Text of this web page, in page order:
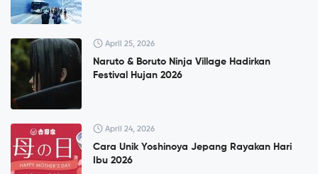
April 25, 2026
Naruto & Boruto Ninja Village Hadirkan
Festival Hujan 2026
April 24, 2026
Cara Unik Yoshinoya Jepang Rayakan Hari
Ibu 2026